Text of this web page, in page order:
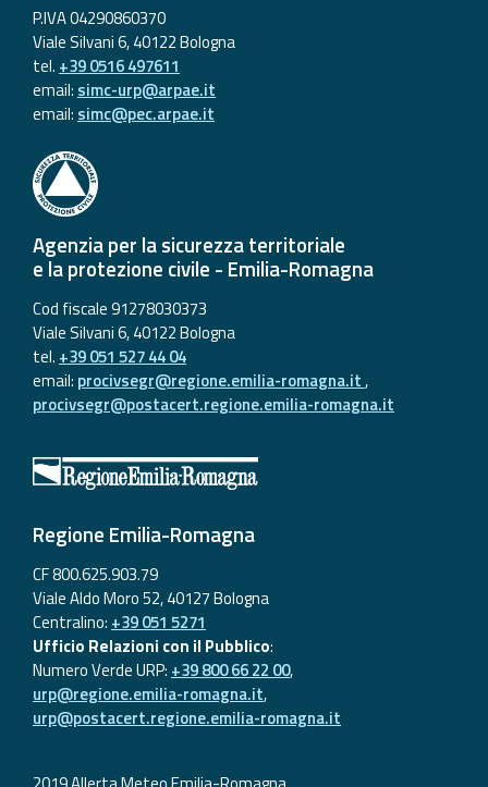
P.IVA 04290860370
Viale Silvani 6, 40122 Bologna
tel. +39 0516 497611
email: simc-urp@arpae.it
email: simc@pec.arpae.it
Agenzia per la sicurezza territoriale
e la protezione civile - Emilia-Romagna
Cod fiscale 91278030373
Viale Silvani 6, 40122 Bologna
tel. +39 051 527 44 04
email: procivsegr@regione.emilia-romagna.it,
procivsegr@postacert.regione.emilia-romagna.it
Regione Emilia-Romagna
CF 800.625.903.79
Viale Aldo Moro 52, 40127 Bologna
Centralino: +39 051 5271
Ufficio Relazioni con il Pubblico:
Numero Verde URP: +39 800 66 22 00,
urp@regione.emilia-romagna.it,
urp@postacert.regione.emilia-romagna.it